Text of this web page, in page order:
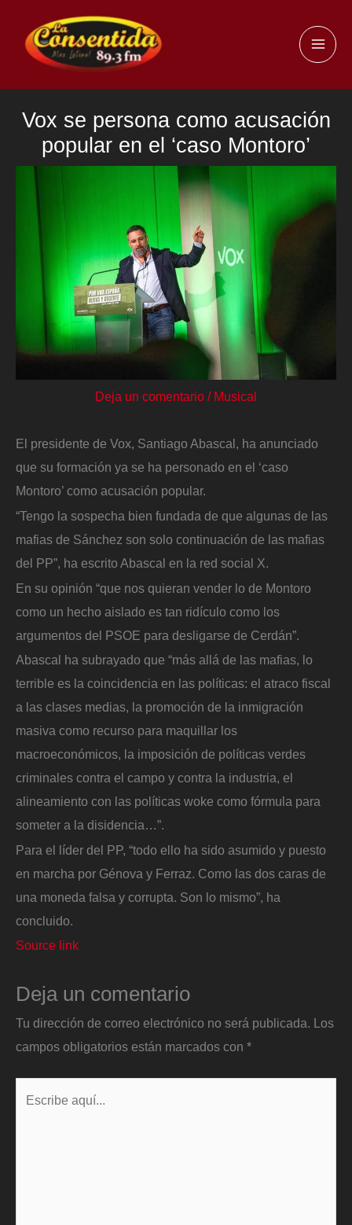
contenido
Vox se persona como acusación
popular en el ‘caso Montoro’
Deja un comentario / Musical
El presidente de Vox, Santiago Abascal, ha anunciado
que su formación ya se ha personado en el ‘caso
Montoro’ como acusación popular.
“Tengo la sospecha bien fundada de que algunas de las
mafias de Sánchez son solo continuación de las mafias
del PP”, ha escrito Abascal en la red social X.
En su opinión “que nos quieran vender lo de Montoro
como un hecho aislado es tan ridículo como los
argumentos del PSOE para desligarse de Cerdán”.
Abascal ha subrayado que “más allá de las mafias, lo
terrible es la coincidencia en las políticas: el atraco fiscal
a las clases medias, la promoción de la inmigración
masiva como recurso para maquillar los
macroeconómicos, la imposición de políticas verdes
criminales contra el campo y contra la industria, el
alineamiento con las políticas woke como fórmula para
someter a la disidencia…”.
Para el líder del PP, “todo ello ha sido asumido y puesto
en marcha por Génova y Ferraz. Como las dos caras de
una moneda falsa y corrupta. Son lo mismo”, ha
concluido.
Source link
Deja un comentario
Tu dirección de correo electrónico no será publicada. Los
campos obligatorios están marcados con *